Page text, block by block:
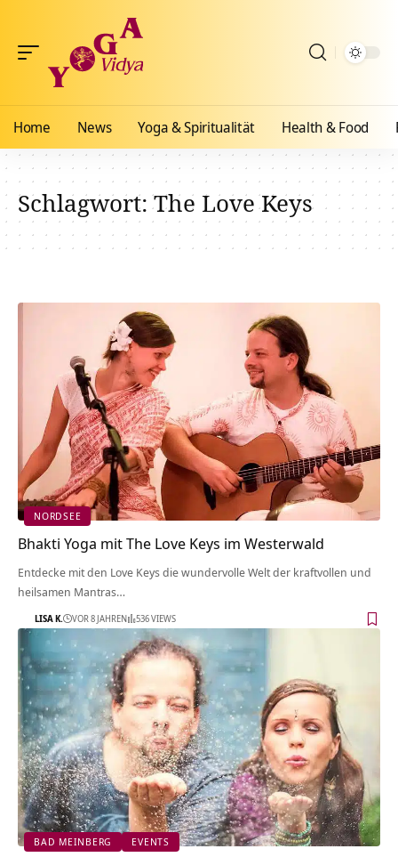
Home News Yoga & Spiritualität Health & Food
Schlagwort:The Love Keys
NORDSEE
Bhakti Yoga mit The Love Keys im Westerwald
Entdecke mit den Love Keys die wundervolle Welt der kraftvollen und
heilsamen Mantras…
LISA K. VOR 8 JAHREN 536 VIEWS
BAD MEINBERG EVENTS